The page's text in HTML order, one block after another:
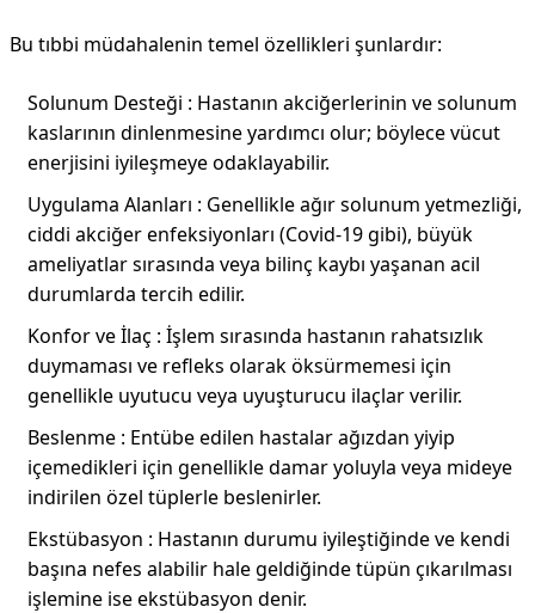
Bu tıbbi müdahalenin temel özellikleri şunlardır:
Solunum Desteği : Hastanın akciğerlerinin ve solunum
kaslarının dinlenmesine yardımcı olur; böylece vücut
enerjisini iyileşmeye odaklayabilir.
Uygulama Alanları : Genellikle ağır solunum yetmezliği,
ciddi akciğer enfeksiyonları (Covid-19 gibi), büyük
ameliyatlar sırasında veya bilinç kaybı yaşanan acil
durumlarda tercih edilir.
Konfor ve İlaç : İşlem sırasında hastanın rahatsızlık
duymaması ve refleks olarak öksürmemesi için
genellikle uyutucu veya uyuşturucu ilaçlar verilir.
Beslenme : Entübe edilen hastalar ağızdan yiyip
içemedikleri için genellikle damar yoluyla veya mideye
indirilen özel tüplerle beslenirler.
Ekstübasyon : Hastanın durumu iyileştiğinde ve kendi
başına nefes alabilir hale geldiğinde tüpün çıkarılması
işlemine ise ekstübasyon denir.